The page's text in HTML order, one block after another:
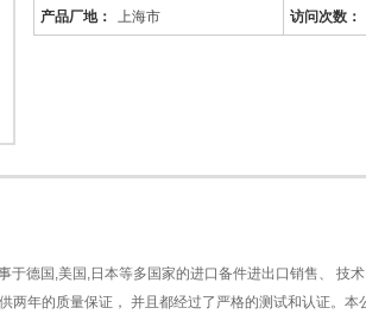
产品厂地： 上海市 访问次数：
于德国,美国,日本等多国家的进口备件进出口销售、 技
两年的质量保证， 并且都经过了严格的测试和认证。本